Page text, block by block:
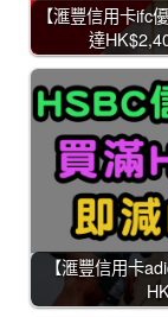
【滙豐信用卡ifc
達
【滙豐信用卡